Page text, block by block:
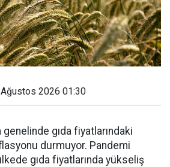
Ağustos 2026 01:30
genelinde gıda fiyatlarındaki
durmuyor. Pandemi
gıda fiyatlarında yükseliş